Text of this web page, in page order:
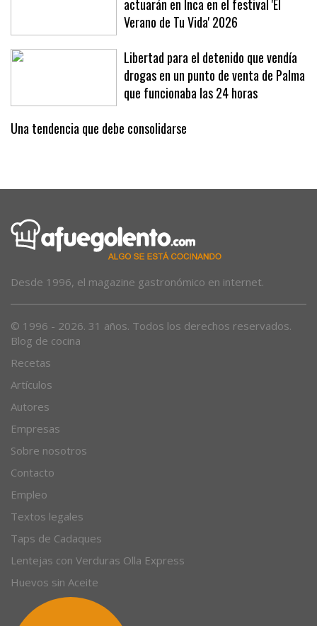
David Bustamante y Rosa López
actuarán en Inca en el festival 'El
Verano de Tu Vida' 2026
Libertad para el detenido que vendía
drogas en un punto de venta de Palma
que funcionaba las 24 horas
Blog de cocina
Recetas
Artículos
Autores
Empresas
Sobre nosotros
Contacto
Empleo
Textos legales
Taps de Cadaques
Lentejas con Verduras Olla Express
Huevos sin Aceite